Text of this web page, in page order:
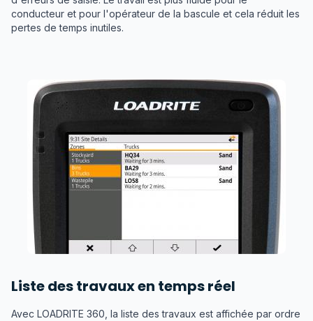
conducteur et pour l'opérateur de la bascule et cela réduit les
pertes de temps inutiles.
Liste des travaux en temps réel
Avec LOADRITE 360, la liste des travaux est affichée par ordre